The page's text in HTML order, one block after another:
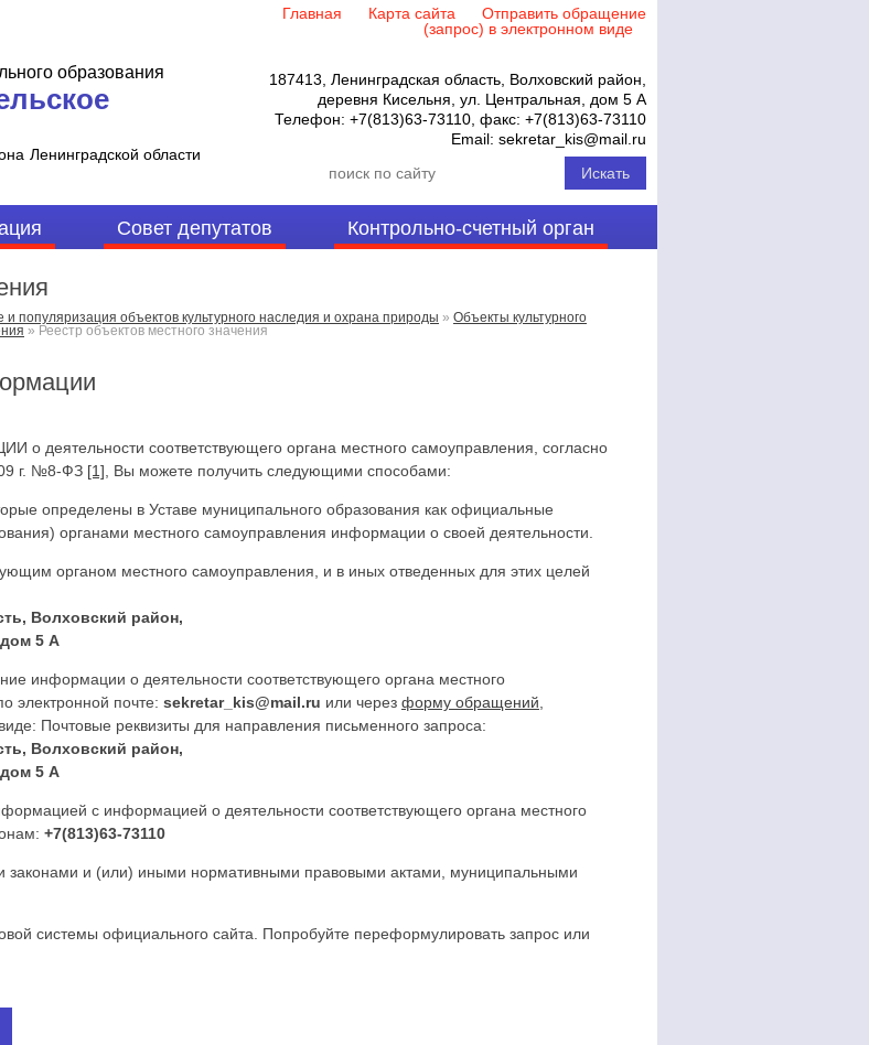
образования
Ленинградской области
Главная Карта сайта
Отправить обращение
(запрос) в электронном виде
187413, Ленинградская область, Волховский район,
деревня Кисельня, ул. Центральная, дом 5 А
Телефон: +7(813)63-73110 , факс: +7(813)63-73110
Email: sekretar_kis@mail.ru
Совет депутатов Контрольно-счетный орган
популяризация объектов культурного наследия и охрана природы » Объекты культурного
» Реестр объектов местного значения
соответствующего органа местного самоуправления, согласно
г. №8-ФЗ [1] , Вы можете получить следующими способами:
определены в Уставе муниципального образования как официальные
органами местного самоуправления информации о своей деятельности.
органом местного самоуправления, и в иных отведенных для этих целей
Волховский район,
5 А
информации о деятельности соответствующего органа местного
электронной почте: sekretar_kis@mail.ru или через форму обращений
Почтовые реквизиты для направления письменного запроса:
Волховский район,
5 А
с информацией о деятельности соответствующего органа местного
+7(813)63-73110
законами и (или) иными нормативными правовыми актами, муниципальными
системы официального сайта. Попробуйте переформулировать запрос или